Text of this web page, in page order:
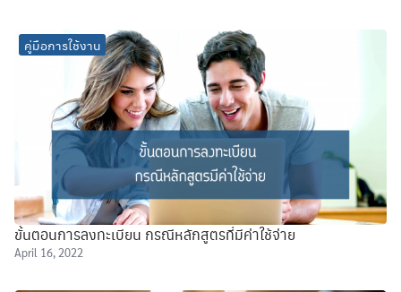
คู่มือการใช้งาน
ขั้นตอนการลงทะเบียน กรณีหลักสูตรที่มีค่าใช้จ่าย
April 16, 2022